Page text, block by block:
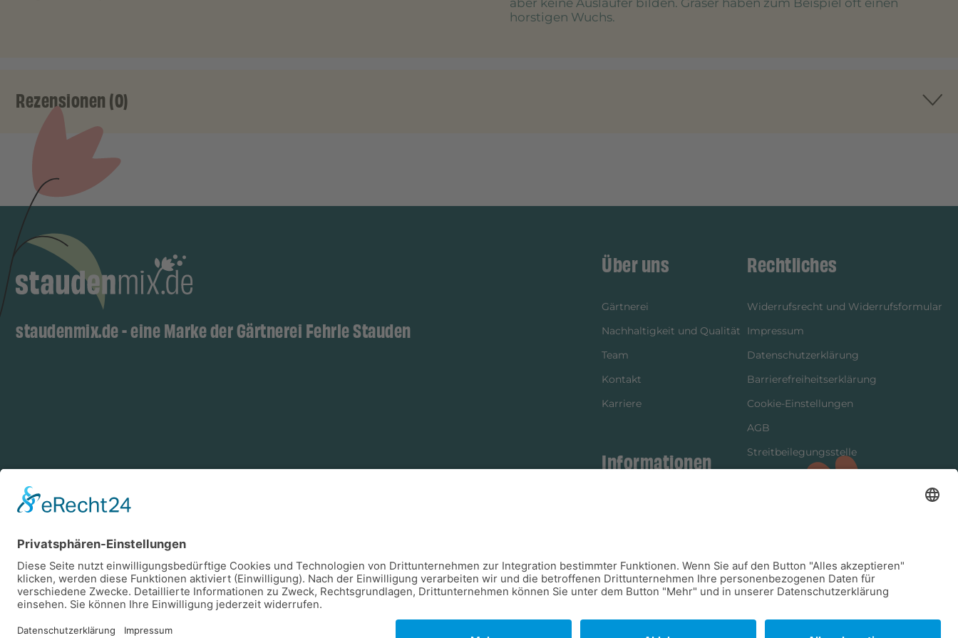
aber keine Ausläufer bilden. Gräser haben zum Beispiel oft einen
horstigen Wuchs.
Rezensionen (0)
staudenmix.de - eine Marke der Gärtnerei Fehrle Stauden
Zahlungsarten
Vorkasse Rechnung
Über uns
Gärtnerei
Nachhaltigkeit und Qualität
Team
Kontakt
Karriere
Informationen
Versandinformationen
Rechtliches
Widerrufsrecht und Widerrufsformular
Impressum
Datenschutzerklärung
Barrierefreiheitserklärung
Cookie-Einstellungen
AGB
Streitbeilegungsstelle